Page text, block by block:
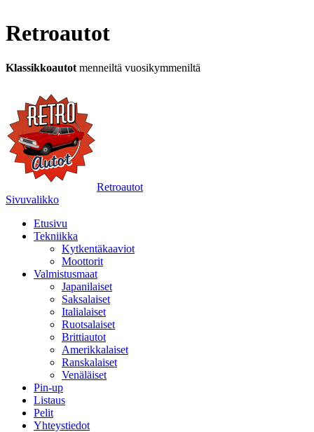
Retroautot
Klassikkoautot menneiltä vuosikymmeniltä
Retroautot
Sivuvalikko
Etusivu
Tekniikka
Kytkentäkaaviot
Moottorit
Valmistusmaat
Japanilaiset
Saksalaiset
Italialaiset
Ruotsalaiset
Brittiautot
Amerikkalaiset
Ranskalaiset
Venäläiset
Pin-up
Listaus
Pelit
Yhteystiedot